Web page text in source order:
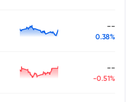
--
0.38%
--
-0.51%